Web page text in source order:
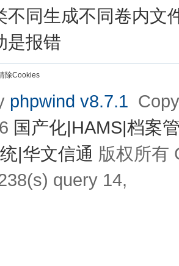
不同生成不同卷内文
是报错
除Cookies
phpwind v8.7.1
国产化|HAMS|档案
|华文信通 版权所有
query 14,